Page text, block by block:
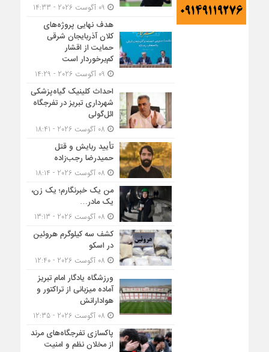
هدف نهایی پروژه‌های
کلان آذربایجان شرقی
حمایت از اقشار
کم‌برخوردار است
احداث کلینیک گیاه‌پزشکی
شهرداری تبریز در تفرجگاه
ائل‌گولی
تأیید ربایش و قتل
حمیدرضا رجب‌زاده
من یک خبرنگارم؛ یک زن،
یک مادر…
کشف سه کیلوگرم هروئین
در اسکو
ورزشگاه یادگار امام تبریز
آماده میزبانی از تراکتور و
هوادارانش
پاکسازی تفرجگاه‌های مرند
از مخلان نظم و امنیت